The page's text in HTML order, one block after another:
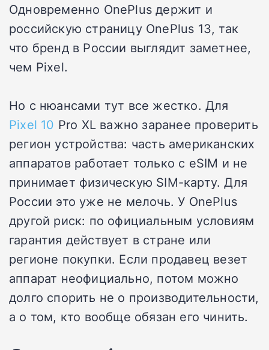
Одновременно OnePlus держит и
российскую страницу OnePlus 13, так
что бренд в России выглядит заметнее,
чем Pixel.
Но с нюансами тут все жестко. Для
Pixel 10 Pro XL важно заранее проверить
регион устройства: часть американских
аппаратов работает только с eSIM и не
принимает физическую SIM-карту. Для
России это уже не мелочь. У OnePlus
другой риск: по официальным условиям
гарантия действует в стране или
регионе покупки. Если продавец везет
аппарат неофициально, потом можно
долго спорить не о производительности,
а о том, кто вообще обязан его чинить.